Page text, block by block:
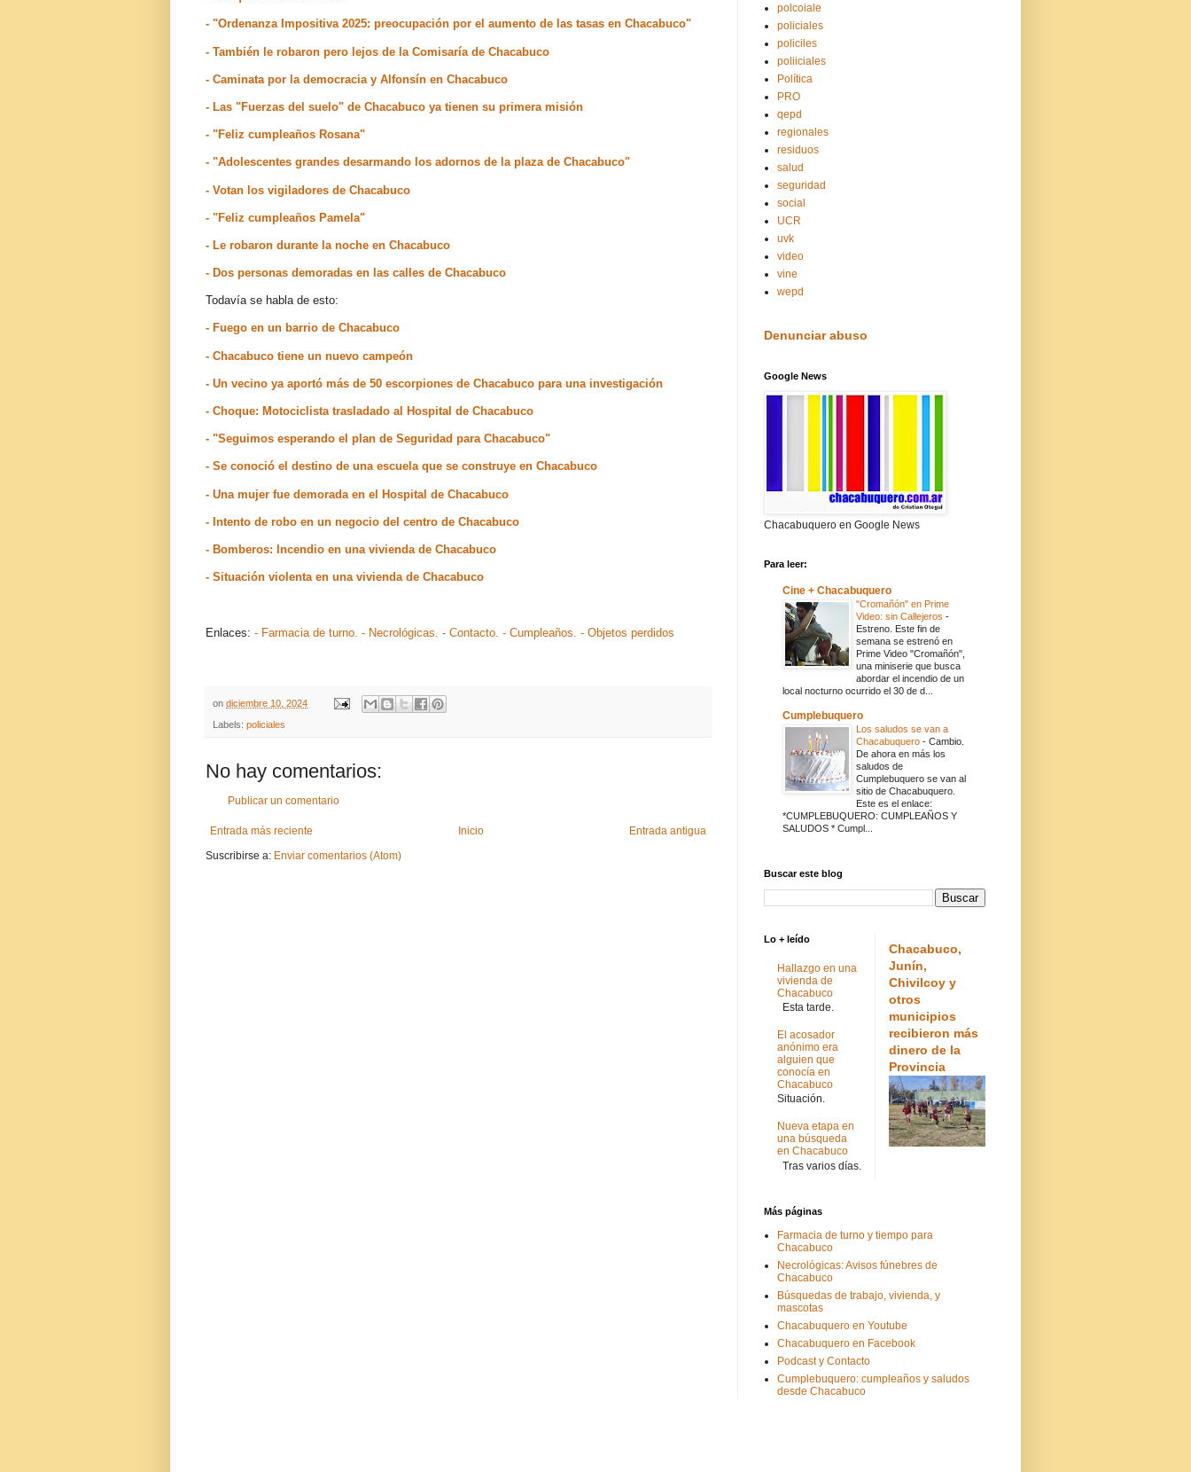
- "Ordenanza Impositiva 2025: preocupación por el aumento de las tasas en Chacabuco"
- También le robaron pero lejos de la Comisaría de Chacabuco
- Caminata por la democracia y Alfonsín en Chacabuco
- Las "Fuerzas del suelo" de Chacabuco ya tienen su primera misión
- "Feliz cumpleaños Rosana"
- "Adolescentes grandes desarmando los adornos de la plaza de Chacabuco"
- Votan los vigiladores de Chacabuco
- "Feliz cumpleaños Pamela"
- Le robaron durante la noche en Chacabuco
- Dos personas demoradas en las calles de Chacabuco
Todavía se habla de esto:
- Fuego en un barrio de Chacabuco
- Chacabuco tiene un nuevo campeón
- Un vecino ya aportó más de 50 escorpiones de Chacabuco para una investigación
- Choque: Motociclista trasladado al Hospital de Chacabuco
- "Seguimos esperando el plan de Seguridad para Chacabuco"
- Se conoció el destino de una escuela que se construye en Chacabuco
- Una mujer fue demorada en el Hospital de Chacabuco
- Intento de robo en un negocio del centro de Chacabuco
- Bomberos: Incendio en una vivienda de Chacabuco
- Situación violenta en una vivienda de Chacabuco
Enlaces: - Farmacia de turno. - Necrológicas. - Contacto. - Cumpleaños. - Objetos perdidos
on diciembre 10, 2024
Labels: policiales
No hay comentarios:
Publicar un comentario
Entrada más reciente Entrada antigua
Inicio
Suscribirse a: Enviar comentarios (Atom)
polcoiale
policiales
policiles
poliiciales
Política
PRO
qepd
regionales
residuos
salud
seguridad
social
UCR
uvk
video
vine
wepd
Denunciar abuso
Google News
Chacabuquero en Google News
Para leer:
Cine + Chacabuquero
"Cromañón" en Prime
Video: sin Callejeros -
Estreno. Este fin de
semana se estrenó en
Prime Video "Cromañón",
una miniserie que busca
abordar el incendio de un
local nocturno ocurrido el 30 de d...
Cumplebuquero
Los saludos se van a
Chacabuquero - Cambio.
De ahora en más los
saludos de
Cumplebuquero se van al
sitio de Chacabuquero.
Este es el enlace:
*CUMPLEBUQUERO: CUMPLEAÑOS Y
SALUDOS * Cumpl...
Buscar este blog
Lo + leído
Hallazgo en una
vivienda de
Chacabuco
Esta tarde.
El acosador
anónimo era
alguien que
conocía en
Chacabuco
Situación.
Nueva etapa en
una búsqueda
en Chacabuco
Tras varios días.
Chacabuco,
Junín,
Chivilcoy y
otros
municipios
recibieron más
dinero de la
Provincia
Más páginas
Farmacia de turno y tiempo para
Chacabuco
Necrológicas: Avisos fúnebres de
Chacabuco
Búsquedas de trabajo, vivienda, y
mascotas
Chacabuquero en Youtube
Chacabuquero en Facebook
Podcast y Contacto
Cumplebuquero: cumpleaños y saludos
desde Chacabuco